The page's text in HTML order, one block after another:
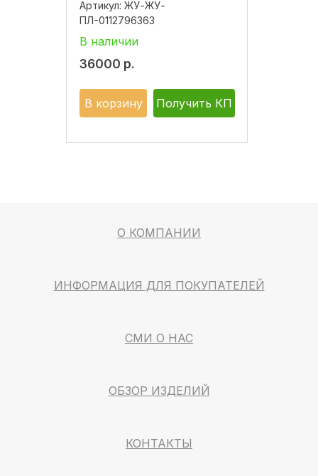
Артикул: ЖУ-ЖУ-
ПЛ-0112796363
В наличии
36000 р.
В корзину Получить КП
О КОМПАНИИ
ИНФОРМАЦИЯ ДЛЯ ПОКУПАТЕЛЕЙ
СМИ О НАС
ОБЗОР ИЗДЕЛИЙ
КОНТАКТЫ